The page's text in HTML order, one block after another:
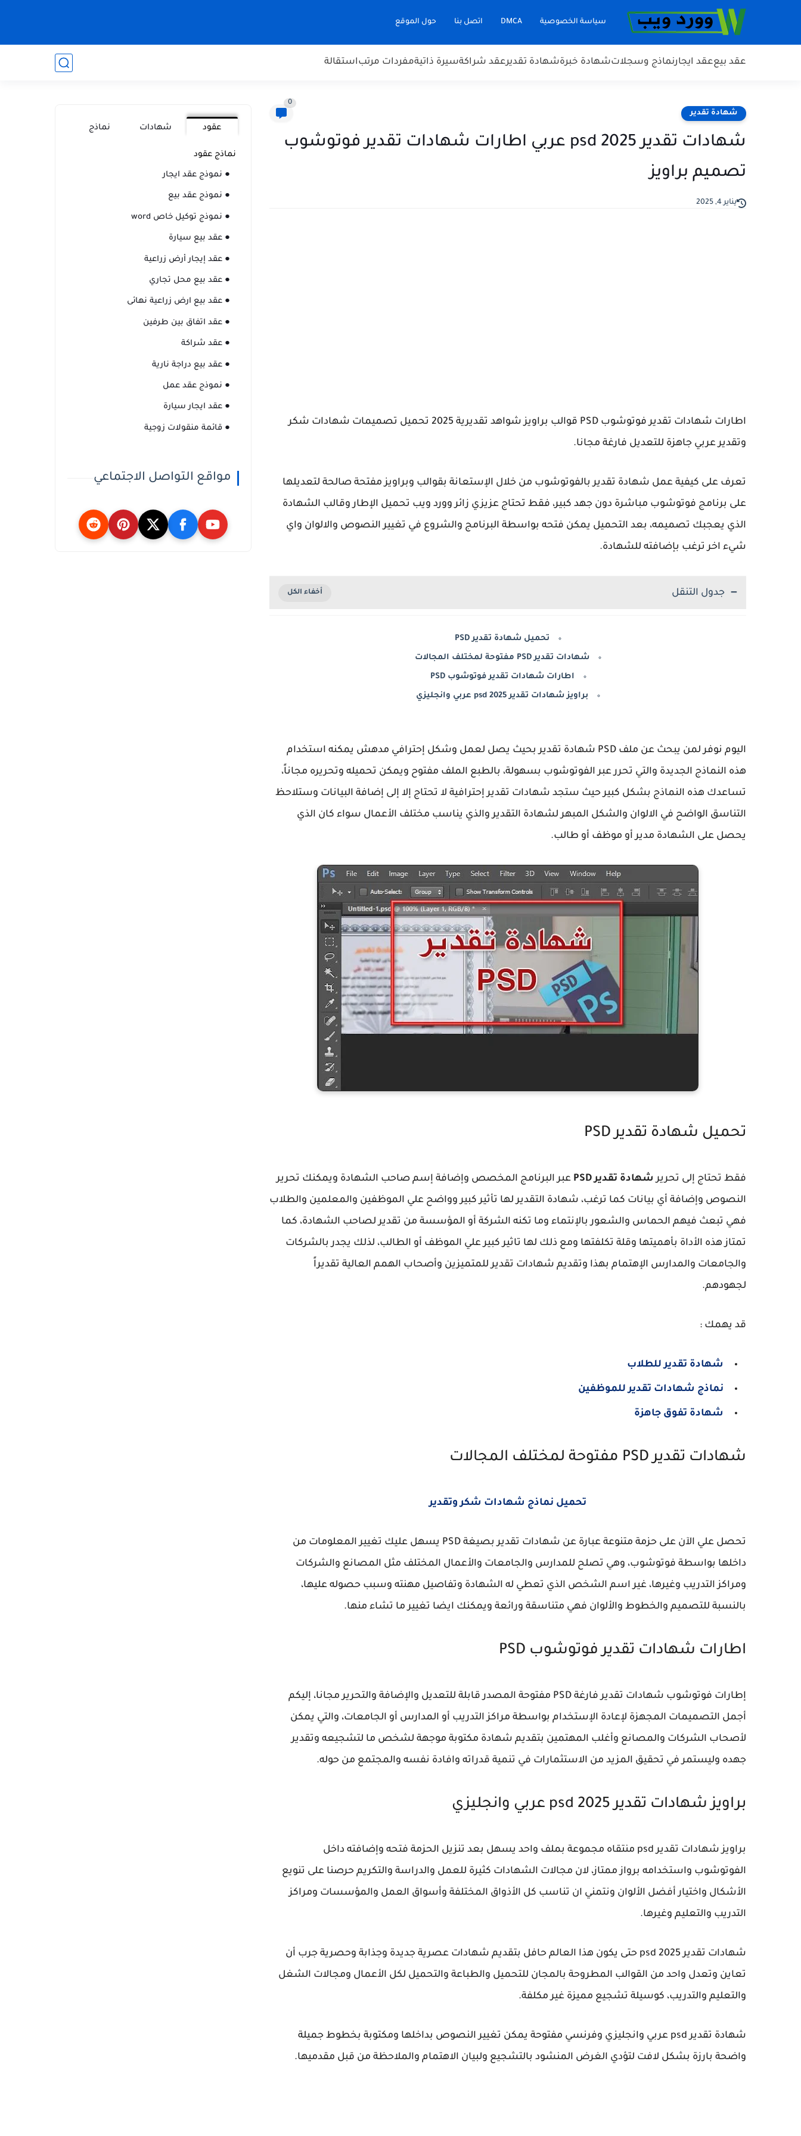
سياسة الخصوصية DMCA اتصل بنا حول الموقع
عقد بيععقد ايجارنماذج وسجلاتشهادة خبرةشهادة تقديرعقد شراكةسيرة ذاتيةمفردات مرتباستقالة
شهادة تقدير
0
شهادات تقدير psd 2025 عربي اطارات شهادات تقدير فوتوشوب
تصميم براويز
يناير 4, 2025
اطارات شهادات تقدير فوتوشوب PSD قوالب براويز شواهد تقديرية 2025 تحميل تصميمات شهادات شكر
وتقدير عربي جاهزة للتعديل فارغة مجانا.
تعرف على كيفية عمل شهادة تقدير بالفوتوشوب من خلال الإستعانة بقوالب وبراويز مفتحة صالحة لتعديلها
على برنامج فوتوشوب مباشرة دون جهد كبير، فقط تحتاج عزيزي زائر وورد ويب تحميل الإطار وقالب الشهادة
الذي يعجبك تصميمه، بعد التحميل يمكن فتحه بواسطة البرنامج والشروع في تغيير النصوص والالوان واي
شيء اخر ترغب بإضافته للشهادة.
جدول التنقل
تحميل شهادة تقدير PSD
شهادات تقدير PSD مفتوحة لمختلف المجالات
اطارات شهادات تقدير فوتوشوب PSD
براويز شهادات تقدير psd 2025 عربي وانجليزي
اليوم نوفر لمن يبحث عن ملف PSD شهادة تقدير بحيث يصل لعمل وشكل إحترافي مدهش يمكنه استخدام
هذه النماذج الجديدة والتي تحرر عبر الفوتوشوب بسهولة، بالطبع الملف مفتوح ويمكن تحميله وتحريره مجاناً،
تساعدك هذه النماذج بشكل كبير حيث ستجد شهادات تقدير إحترافية لا تحتاج إلا إلى إضافة البيانات وستلاحظ
التناسق الواضح في الالوان والشكل المبهر لشهادة التقدير والذي يناسب مختلف الأعمال سواء كان الذي
يحصل على الشهادة مدير أو موظف أو طالب.
تحميل شهادة تقدير PSD
فقط تحتاج إلى تحرير شهادة تقدير PSD
عبر البرنامج المخصص وإضافة إسم صاحب الشهادة ويمكنك تحرير
النصوص وإضافة أي بيانات كما ترغب، شهادة التقدير لها تأثير كبير وواضح علي الموظفين والمعلمين والطلاب
فهي تبعث فيهم الحماس والشعور بالإنتماء وما تكنه الشركة أو المؤسسة من تقدير لصاحب الشهادة، كما
تمتاز هذه الأداة بأهميتها وقلة تكلفتها ومع ذلك لها تاثير كبير علي الموظف أو الطالب، لذلك يجدر بالشركات
والجامعات والمدارس الإهتمام بهذا وتقديم شهادات تقدير للمتميزين وأصحاب الهمم العالية تقديراً
لجهودهم.
قد يهمك :
شهادة تقدير للطلاب
نماذج شهادات تقدير للموظفين
شهادة تفوق جاهزة
شهادات تقدير PSD مفتوحة لمختلف المجالات
تحميل نماذج شهادات شكر وتقدير
تحصل علي الآن على حزمة متنوعة عبارة عن شهادات تقدير بصيغة PSD يسهل عليك تغيير المعلومات من
داخلها بواسطة فوتوشوب، وهي تصلح للمدارس والجامعات والأعمال المختلف مثل المصانع والشركات
ومراكز التدريب وغيرها، غير اسم الشخص الذي تعطي له الشهادة وتفاصيل مهنته وسبب حصوله عليها،
بالنسبة للتصميم والخطوط والألوان فهي متناسقة ورائعة ويمكنك ايضا تغيير ما تشاء منها.
اطارات شهادات تقدير فوتوشوب PSD
إطارات فوتوشوب شهادات تقدير فارغة PSD مفتوحة المصدر قابلة للتعديل والإضافة والتحرير مجانا، إليكم
أجمل التصميمات المجهزة لإعادة الإستخدام بواسطة مراكز التدريب أو المدارس أو الجامعات، والتي يمكن
لأصحاب الشركات والمصانع وأغلب المهتمين بتقديم شهادة مكتوبة موجهة لشخص ما لتشجيعه وتقدير
جهده وليستمر في تحقيق المزيد من الاستثمارات في تنمية قدراته وافادة نفسه والمجتمع من حوله.
براويز شهادات تقدير psd 2025 عربي وانجليزي
براويز شهادات تقدير psd منتقاه مجموعة بملف واحد يسهل بعد تنزيل الحزمة فتحه وإضافته داخل
الفوتوشوب واستخدامه برواز ممتاز، لان مجالات الشهادات كثيرة للعمل والدراسة والتكريم حرصنا على تنويع
الأشكال واختيار أفضل الألوان ونتمني ان تناسب كل الأذواق المختلفة وأسواق العمل والمؤسسات ومراكز
التدريب والتعليم وغيرها.
شهادات تقدير psd 2025 حتى يكون هذا العالم حافل بتقديم شهادات عصرية جديدة وجذابة وحصرية جرب أن
تعاين وتعدل واحد من القوالب المطروحة بالمجان للتحميل والطباعة والتحميل لكل الأعمال ومجالات الشغل
والتعليم والتدريب، كوسيلة تشجيع مميزة غير مكلفة.
شهادة تقدير psd عربي وانجليزي وفرنسي مفتوحة يمكن تغيير النصوص بداخلها ومكتوبة بخطوط جميلة
واضحة بارزة بشكل لافت لتؤدي الغرض المنشود بالتشجيع ولبيان الاهتمام والملاحظة من قبل مقدميها.
عقود شهادات نماذج
نماذج عقود
● نموذج عقد ايجار
● نموذج عقد بيع
● نموذج توكيل خاص word
● عقد بيع سيارة
● عقد إيجار أرض زراعية
● عقد بيع محل تجاري
● عقد بيع ارض زراعية نهائى
● عقد اتفاق بين طرفين
● عقد شراكة
● عقد بيع دراجة نارية
● نموذج عقد عمل
● عقد ايجار سيارة
● قائمة منقولات زوجية
مواقع التواصل الاجتماعي